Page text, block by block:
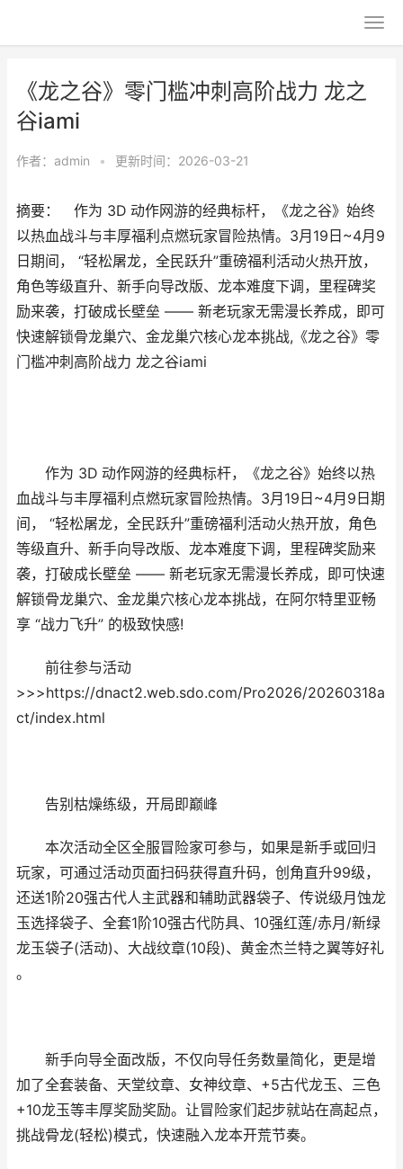
《龙之谷》零门槛冲刺高阶战力 龙之
谷iami
作者： admin • 更新时间：2026-03-21
摘要： 作为 3D 动作网游的经典标杆，《龙之谷》始终
以热血战斗与丰厚福利点燃玩家冒险热情。3月19日~4月9
日期间， “轻松屠龙，全民跃升”重磅福利活动火热开放，
角色等级直升、新手向导改版、龙本难度下调，里程碑奖
励来袭，打破成长壁垒 —— 新老玩家无需漫长养成，即可
快速解锁骨龙巢穴、金龙巢穴核心龙本挑战,《龙之谷》零
门槛冲刺高阶战力 龙之谷iami
作为 3D 动作网游的经典标杆，《龙之谷》始终以热
血战斗与丰厚福利点燃玩家冒险热情。3月19日~4月9日期
间， “轻松屠龙，全民跃升”重磅福利活动火热开放，角色
等级直升、新手向导改版、龙本难度下调，里程碑奖励来
袭，打破成长壁垒 —— 新老玩家无需漫长养成，即可快速
解锁骨龙巢穴、金龙巢穴核心龙本挑战，在阿尔特里亚畅
享 “战力飞升” 的极致快感!
前往参与活动
>>>https://dnact2.web.sdo.com/Pro2026/20260318a
ct/index.html
告别枯燥练级，开局即巅峰
本次活动全区全服冒险家可参与，如果是新手或回归
玩家，可通过活动页面扫码获得直升码，创角直升99级，
还送1阶20强古代人主武器和辅助武器袋子、传说级月蚀龙
玉选择袋子、全套1阶10强古代防具、10强红莲/赤月/新绿
龙玉袋子(活动)、大战纹章(10段)、黄金杰兰特之翼等好礼
。
新手向导全面改版，不仅向导任务数量简化，更是增
加了全套装备、天堂纹章、女神纹章、+5古代龙玉、三色
+10龙玉等丰厚奖励奖励。让冒险家们起步就站在高起点，
挑战骨龙(轻松)模式，快速融入龙本开荒节奏。